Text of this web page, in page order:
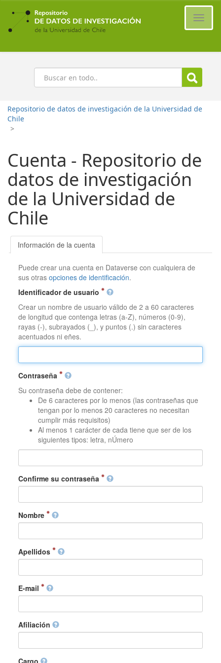
Ir
contenido
principal
Buscar
Repositorio de datos de investigación de la Universidad de
Chile
>
Cuenta - Repositorio de
datos de investigación
de la Universidad de
Chile
Información de la cuenta
Puede crear una cuenta en Dataverse con cualquiera de
sus otrasopciones de identificación.
Identificador de usuario
Crear un nombre de usuario válido de 2 a 60 caracteres
de longitud que contenga letras (a-Z), números (0-9),
rayas (-), subrayados (_), y puntos (.) sin caracteres
acentuados ni eñes.
Contraseña
Su contraseña debe de contener:
De 6 caracteres por lo menos (las contraseñas que
tengan por lo menos 20 caracteres no necesitan
cumplir más requisitos)
Al menos 1 carácter de cada tiene que ser de los
siguientes tipos: letra, nÚmero
Confirme su contraseña
Nombre
Apellidos
E-mail
Afiliación
Cargo